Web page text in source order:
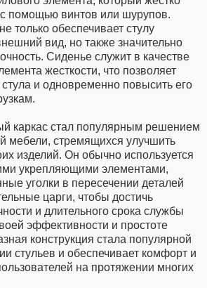
с помощью винтов или шурупов.
только обеспечивает стулу
вид, но также значительно
Сиденье служит в качестве
жесткости, что позволяет
стула и одновременно повысить его
каркас стал популярным решением
мебели, стремящихся улучшить
изделий. Он обычно используется
укрепляющими элементами,
уголки в пересечении деталей
царги, чтобы достичь
и длительного срока службы
эффективности и простоте
конструкция стала популярной
стульев и обеспечивает комфорт и
на протяжении многих